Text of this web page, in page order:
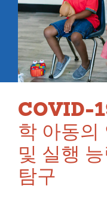
COVID-
학 아동의
및 실행
탐구